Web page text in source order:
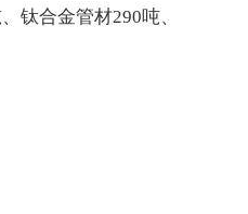
钛合金管材290吨、